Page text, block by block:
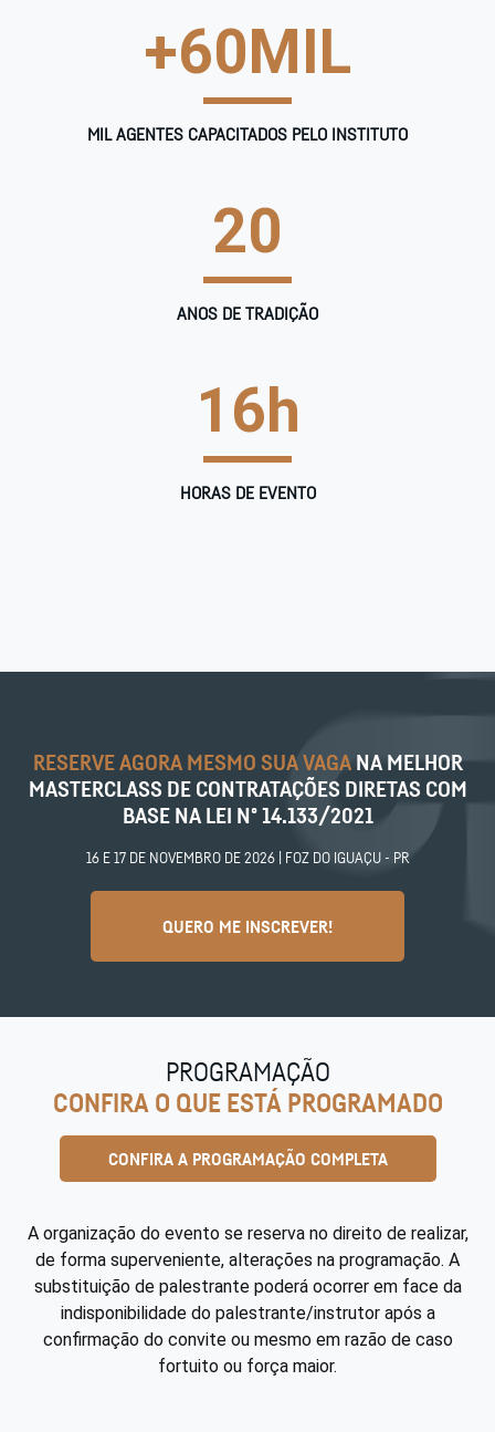
+60MIL
MIL AGENTES CAPACITADOS PELO INSTITUTO
20
ANOS DE TRADIÇÃO
16h
HORAS DE EVENTO
RESERVE AGORA MESMO SUA VAGA NA MELHOR
MASTERCLASS DE CONTRATAÇÕES DIRETAS COM
BASE NA LEI Nº 14.133/2021
16 E 17 DE NOVEMBRO DE 2026 | FOZ DO IGUAÇU - PR
QUERO ME INSCREVER!
PROGRAMAÇÃO
CONFIRA O QUE ESTÁ PROGRAMADO
CONFIRA A PROGRAMAÇÃO COMPLETA
A organização do evento se reserva no direito de realizar,
de forma superveniente, alterações na programação. A
substituição de palestrante poderá ocorrer em face da
indisponibilidade do palestrante/instrutor após a
confirmação do convite ou mesmo em razão de caso
fortuito ou força maior.